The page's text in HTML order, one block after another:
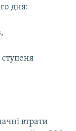
дня:
втрати